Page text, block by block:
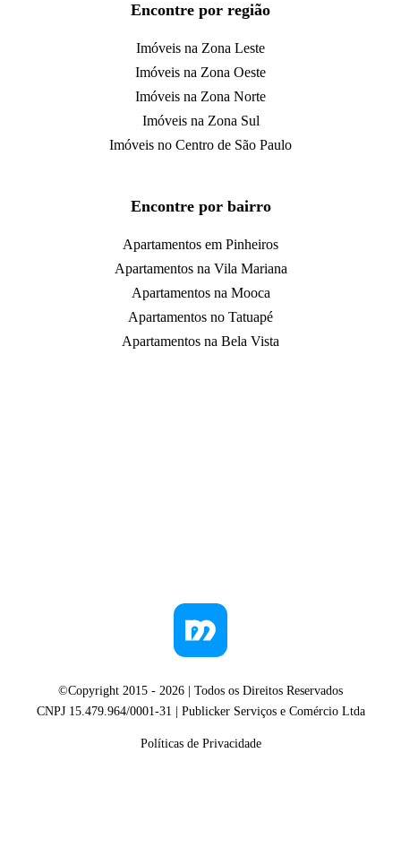
Encontre por região
Imóveis na Zona Leste
Imóveis na Zona Oeste
Imóveis na Zona Norte
Imóveis na Zona Sul
Imóveis no Centro de São Paulo
Encontre por bairro
Apartamentos em Pinheiros
Apartamentos na Vila Mariana
Apartamentos na Mooca
Apartamentos no Tatuapé
Apartamentos na Bela Vista
©Copyright 2015 - 2026 | Todos os Direitos Reservados
CNPJ 15.479.964/0001-31 | Publicker Serviços e Comércio Ltda
Políticas de Privacidade